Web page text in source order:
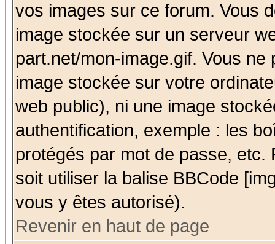
vos images sur ce forum. Vous
image stockée sur un serveur
part.net/mon-image.gif. Vous
image stockée sur votre
web public), ni une image
authentification, exemple : les
protégés par mot de passe,
soit utiliser la balise BBCode
vous y êtes autorisé).
Revenir en haut de page